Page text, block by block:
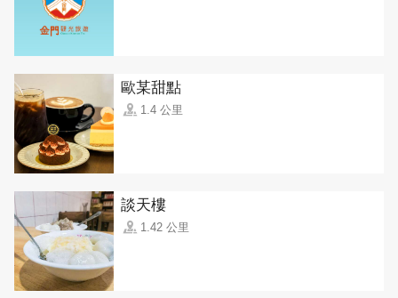
歐某甜點
1.4 公里
談天樓
1.42 公里